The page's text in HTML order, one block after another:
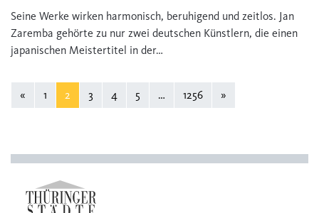
Seine Werke wirken harmonisch, beruhigend und zeitlos. Jan
Zaremba gehörte zu nur zwei deutschen Künstlern, die einen
japanischen Meistertitel in der…
« 1 2 3 4 5 … 1256 »